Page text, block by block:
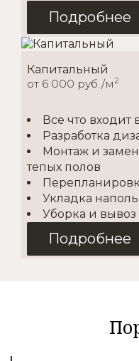
Подробнее
Капитальный
от 6 000 руб./м2
Все что входит
Разработка
Монтаж и
тепых полов
Укладка
Уборка и вывоз
Подробнее
Покупка